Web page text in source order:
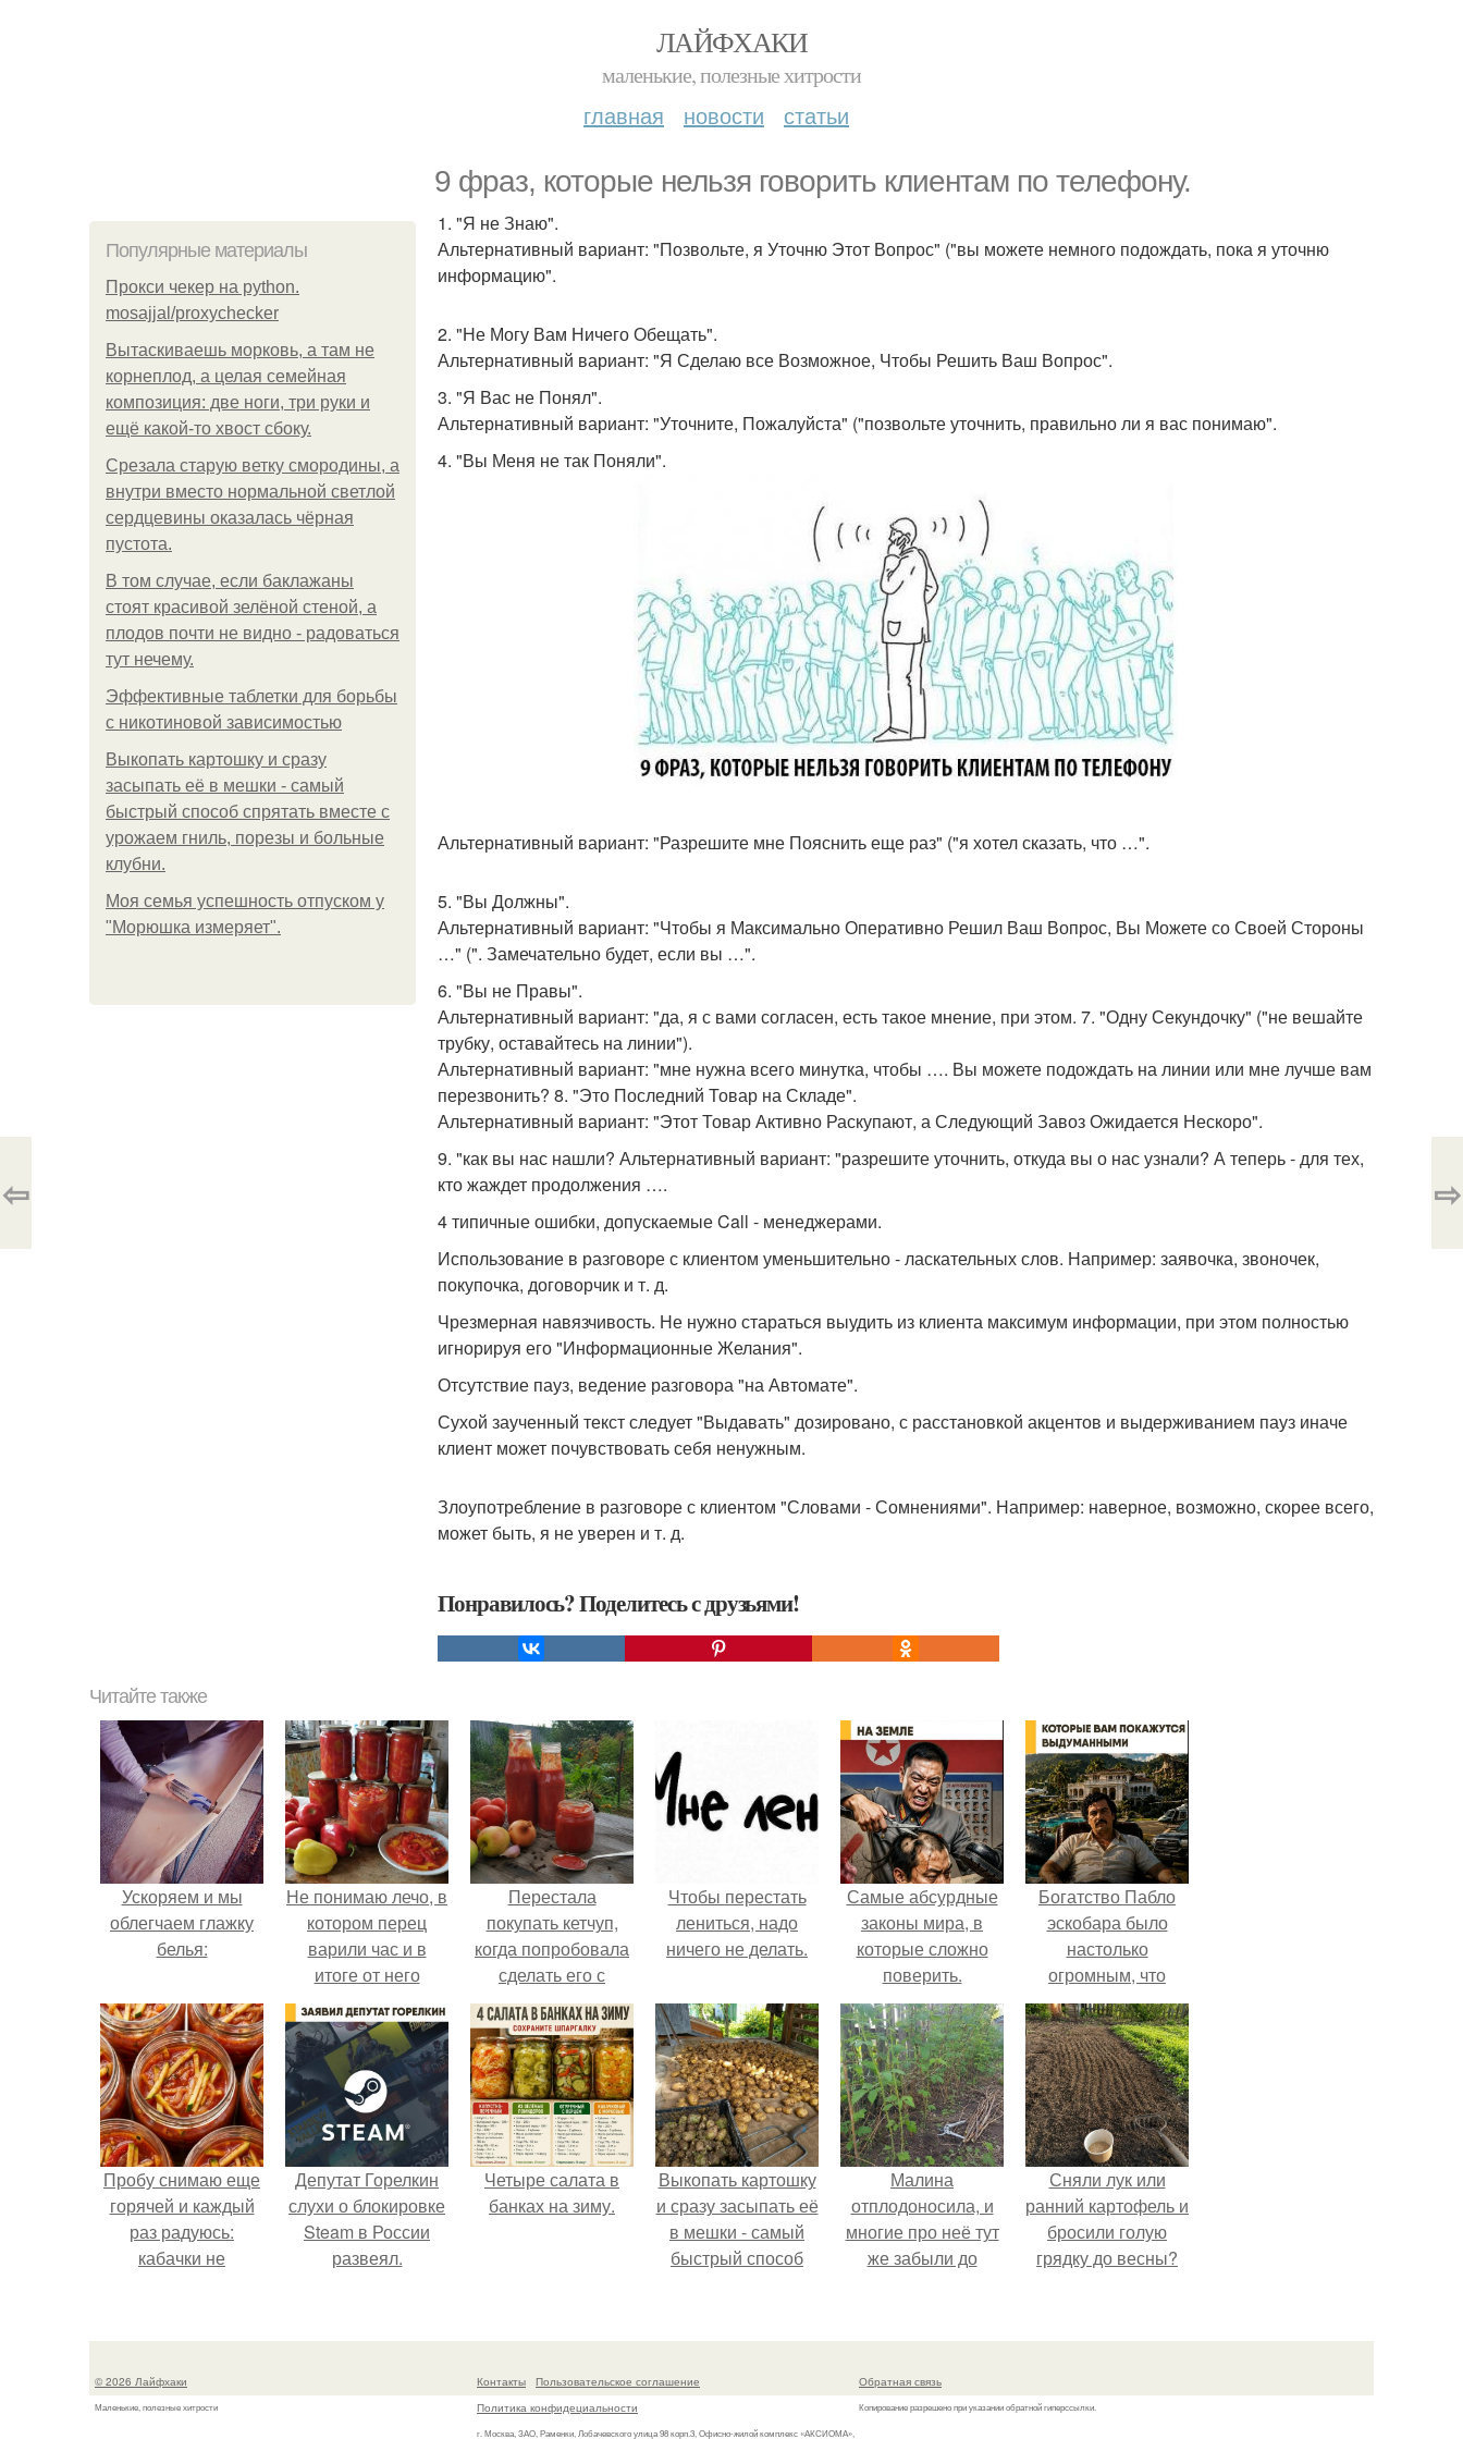
ЛАЙФХАКИ
маленькие, полезные хитрости
главная новости статьи
9 фраз, которые нельзя говорить клиентам по телефону.
Популярные материалы
Прокси чекер на python.
mosajjal/proxychecker
Вытаскиваешь морковь, а там не
корнеплод, а целая семейная
композиция: две ноги, три руки и
ещё какой-то хвост сбоку.
Срезала старую ветку смородины, а
внутри вместо нормальной светлой
сердцевины оказалась чёрная
пустота.
В том случае, если баклажаны
стоят красивой зелёной стеной, а
плодов почти не видно - радоваться
тут нечему.
Эффективные таблетки для борьбы
с никотиновой зависимостью
Выкопать картошку и сразу
засыпать её в мешки - самый
быстрый способ спрятать вместе с
урожаем гниль, порезы и больные
клубни.
Моя семья успешность отпуском у
"Морюшка измеряет".
1. "Я не Знаю".
Альтернативный вариант: "Позвольте, я Уточню Этот Вопрос" ("вы можете немного подождать, пока я уточню
информацию".
2. "Не Могу Вам Ничего Обещать".
Альтернативный вариант: "Я Сделаю все Возможное, Чтобы Решить Ваш Вопрос".
3. "Я Вас не Понял".
Альтернативный вариант: "Уточните, Пожалуйста" ("позвольте уточнить, правильно ли я вас понимаю".
4. "Вы Меня не так Поняли".
Альтернативный вариант: "Разрешите мне Пояснить еще раз" ("я хотел сказать, что …".
5. "Вы Должны".
Альтернативный вариант: "Чтобы я Максимально Оперативно Решил Ваш Вопрос, Вы Можете со Своей Стороны
…" (". Замечательно будет, если вы …".
6. "Вы не Правы".
Альтернативный вариант: "да, я с вами согласен, есть такое мнение, при этом. 7. "Одну Секундочку" ("не вешайте
трубку, оставайтесь на линии").
Альтернативный вариант: "мне нужна всего минутка, чтобы …. Вы можете подождать на линии или мне лучше вам
перезвонить? 8. "Это Последний Товар на Складе".
Альтернативный вариант: "Этот Товар Активно Раскупают, а Следующий Завоз Ожидается Нескоро".
9. "как вы нас нашли? Альтернативный вариант: "разрешите уточнить, откуда вы о нас узнали? А теперь - для тех,
кто жаждет продолжения ….
4 типичные ошибки, допускаемые Call - менеджерами.
Использование в разговоре с клиентом уменьшительно - ласкательных слов. Например: заявочка, звоночек,
покупочка, договорчик и т. д.
Чрезмерная навязчивость. Не нужно стараться выудить из клиента максимум информации, при этом полностью
игнорируя его "Информационные Желания".
Отсутствие пауз, ведение разговора "на Автомате".
Сухой заученный текст следует "Выдавать" дозировано, с расстановкой акцентов и выдерживанием пауз иначе
клиент может почувствовать себя ненужным.
Злоупотребление в разговоре с клиентом "Словами - Сомнениями". Например: наверное, возможно, скорее всего,
может быть, я не уверен и т. д.
Понравилось? Поделитесь с друзьями!
⇦ ⇨
Читайте также
Ускоряем и мы
облегчаем глажку
белья:
Не понимаю лечо, в
котором перец
варили час и в
итоге от него
остались одни
бесформенные
тряпочки.
Перестала
покупать кетчуп,
когда попробовала
сделать его с
яблоками.
Чтобы перестать
лениться, надо
ничего не делать.
Самые абсурдные
законы мира, в
которые сложно
поверить.
Богатство Пабло
эскобара было
настолько
огромным, что
многие истории о
нём звучат как
вымысел.
Пробу снимаю еще
горячей и каждый
раз радуюсь:
кабачки не
густым и
Депутат Горелкин
слухи о блокировке
Steam в России
развеял.
Четыре салата в
банках на зиму.
Выкопать картошку
и сразу засыпать её
в мешки - самый
быстрый способ
порезы и больные
Малина
отплодоносила, и
многие про неё тут
же забыли до
Сняли лук или
ранний картофель и
бросили голую
грядку до весны?
© 2026 Лайфхаки
Маленькие, полезные хитрости
Контакты
Пользовательское соглашение
Политика конфидециальности
г. Москва, ЗАО, Раменки, Лобачевского улица 98 корп.3, Офисно-жилой комплекс «АКСИОМА»,
Обратная связь
Копирование разрешено при указании обратной гиперссылки.